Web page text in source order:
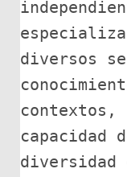
diversos
contextos,
capacidad
diversidad